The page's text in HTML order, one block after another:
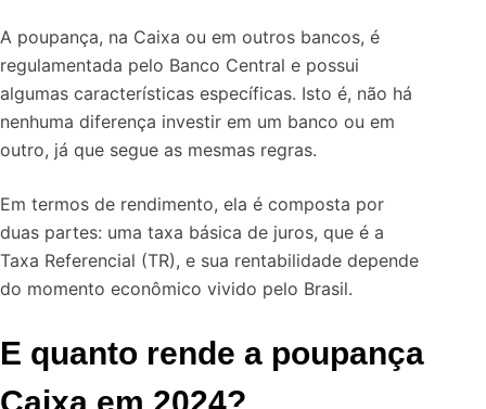
A poupança, na Caixa ou em outros bancos, é
regulamentada pelo Banco Central e possui
algumas características específicas. Isto é, não há
nenhuma diferença investir em um banco ou em
outro, já que segue as mesmas regras.
Em termos de rendimento, ela é composta por
duas partes: uma taxa básica de juros, que é a
Taxa Referencial (TR), e sua rentabilidade depende
do momento econômico vivido pelo Brasil.
E quanto rende a poupança